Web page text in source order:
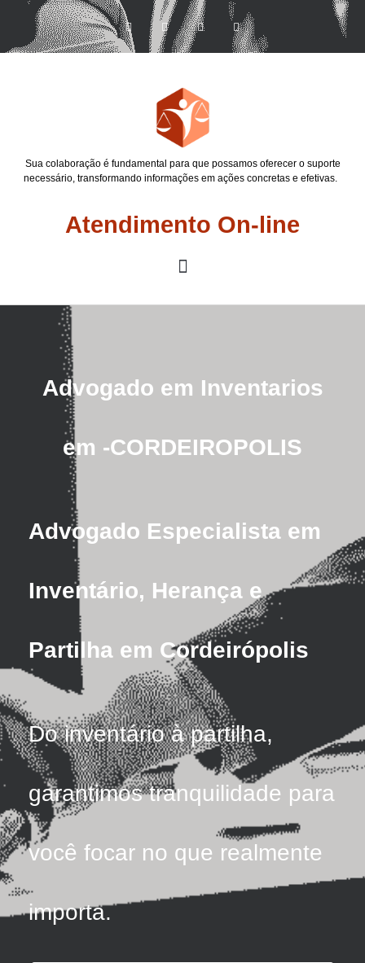
Sua colaboração é fundamental para que possamos oferecer o suporte
necessário, transformando informações em ações concretas e efetivas.
Atendimento On-line
Advogado em Inventarios
em -CORDEIROPOLIS
Advogado Especialista em
Inventário, Herança e
Partilha em Cordeirópolis
Do inventário à partilha,
garantimos tranquilidade para
você focar no que realmente
importa.